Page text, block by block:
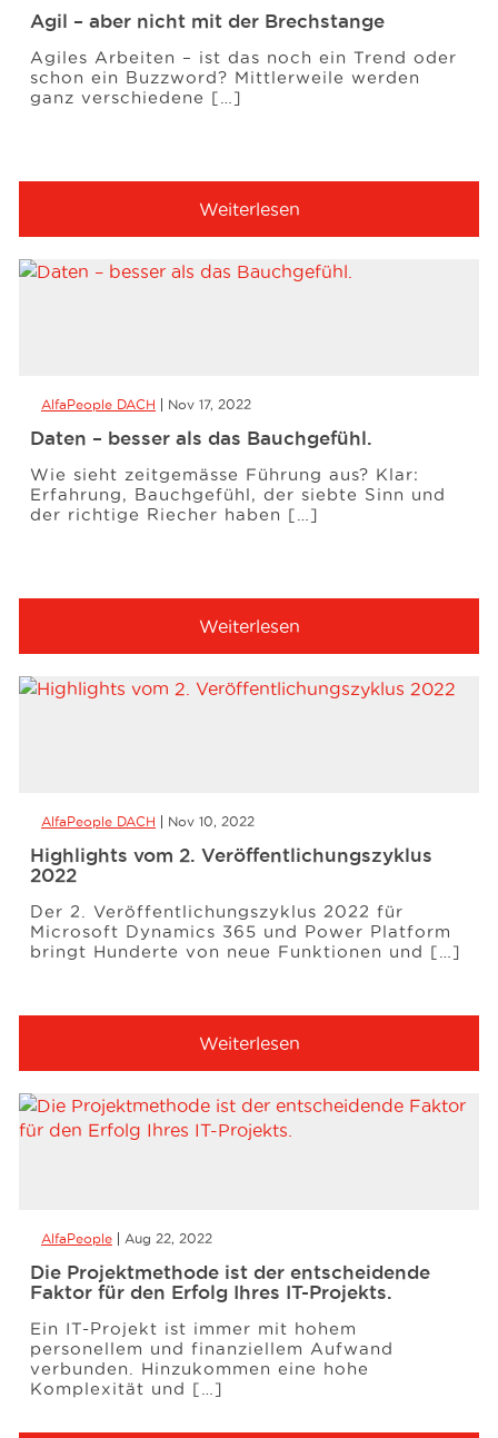
Agil – aber nicht mit der Brechstange
Agiles Arbeiten – ist das noch ein Trend oder
schon ein Buzzword? Mittlerweile werden
ganz verschiedene […]
Weiterlesen
AlfaPeople DACH Nov 17, 2022
Daten – besser als das Bauchgefühl.
Wie sieht zeitgemässe Führung aus? Klar:
Erfahrung, Bauchgefühl, der siebte Sinn und
der richtige Riecher haben […]
Weiterlesen
AlfaPeople DACH Nov 10, 2022
Highlights vom 2. Veröffentlichungszyklus
2022
Der 2. Veröffentlichungszyklus 2022 für
Microsoft Dynamics 365 und Power Platform
bringt Hunderte von neue Funktionen und […]
Weiterlesen
AlfaPeople Aug 22, 2022
Die Projektmethode ist der entscheidende
Faktor für den Erfolg Ihres IT-Projekts.
Ein IT-Projekt ist immer mit hohem
personellem und finanziellem Aufwand
verbunden. Hinzukommen eine hohe
Komplexität und […]